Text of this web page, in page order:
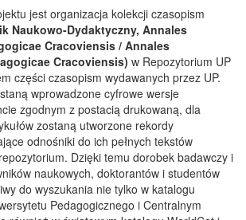
jest organizacja kolekcji czasopism
Naukowo-Dydaktyczny, Annales
Cracoviensis / Annales
Cracoviensis) w Repozytorium UP
części czasopism wydawanych przez UP.
wprowadzone cyfrowe wersje
zgodnym z postacią drukowaną, dla
zostaną utworzone rekordy
odnośniki do ich pełnych tekstów
Dzięki temu dorobek badawczy i
naukowych, doktorantów i studentów
do wyszukania nie tylko w katalogu
Pedagogicznego i Centralnym